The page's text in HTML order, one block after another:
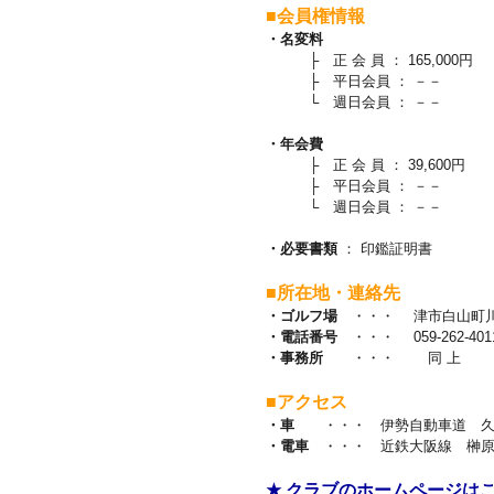
■会員権情報
・名変料
├ 正 会 員 ： 165,000円
├ 平日会員 ： －－
└ 週日会員 ： －－
・年会費
├ 正 会 員 ： 39,600円
├ 平日会員 ： －－
└ 週日会員 ： －－
・必要書類： 印鑑証明書
■所在地・連絡先
・ゴルフ場・・・ 津市白山町
・電話番号・・・ 059-262-
・事務所・・・ 同 上
■アクセス
・車・・・ 伊勢自動車道 久
・電車・・・ 近鉄大阪線 榊原
★ クラブのホームページは